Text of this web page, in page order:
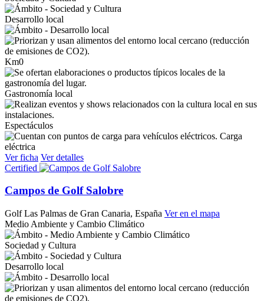
Desarrollo local
Km0
Gastronomía local
Espectáculos
Carga
eléctrica
Ver ficha Ver detalles
Certified
Campos de Golf Salobre
Golf Las Palmas de Gran Canaria, España Ver en el mapa
Medio Ambiente y Cambio Climático
Sociedad y Cultura
Desarrollo local